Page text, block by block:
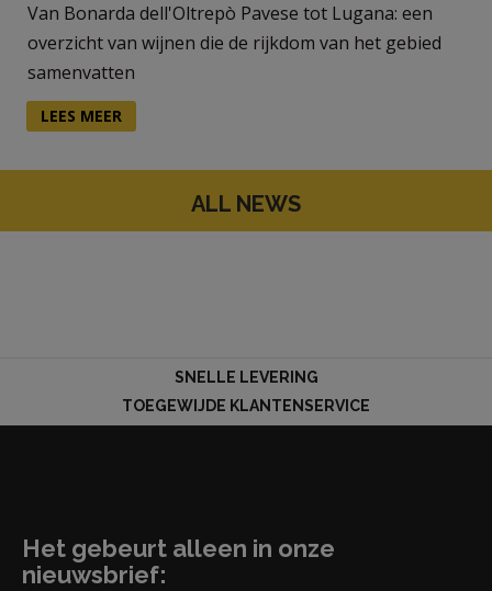
Van Bonarda dell'Oltrepò Pavese tot Lugana: een
overzicht van wijnen die de rijkdom van het gebied
samenvatten
LEES MEER
ALL NEWS
SNELLE LEVERING
TOEGEWIJDE KLANTENSERVICE
Het gebeurt alleen in onze
nieuwsbrief: